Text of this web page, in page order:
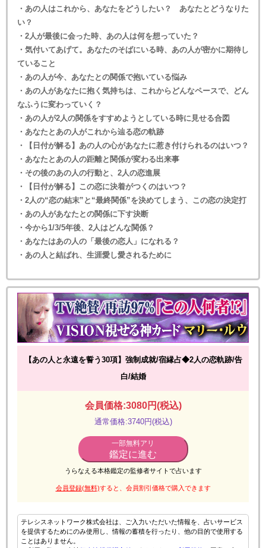
・あの人はこれから、あなたをどうしたい？ あなたとどうなりた
い？
・2人が最後に会った時、あの人は何を想っていた？
・気付いてあげて。あなたのそばにいる時、あの人が密かに期待し
ていること
・あの人が今、あなたとの関係で抱いている悩み
・あの人があなたに抱く気持ちは、これからどんなペースで、どん
なふうに変わっていく？
・あの人が2人の関係をすすめようとしている時に見せる合図
・あなたとあの人がこれから辿る恋の軌跡
・【日付が解る】あの人の心があなたに惹き付けられるのはいつ？
・あなたとあの人の距離と関係が変わる出来事
・その後のあの人の行動と、2人の恋進展
・【日付が解る】この恋に決着がつくのはいつ？
・2人の“恋の結末”と“最終関係”を決めてしまう、この恋の決定打
・あの人があなたとの関係に下す決断
・今から1/3/5年後、2人はどんな関係？
・あなたはあの人の「最後の恋人」になれる？
・あの人と結ばれ、生涯愛し愛されるために
【あの人と永遠を誓う30項】強制成就/宿縁占◆2人の恋軌跡/告
白/結婚
会員価格:3080円(税込)
通常価格:3740円(税込)
一部無料アリ
鑑定に進む
うらなえる本格鑑定の監修者サイトで占います
会員登録(無料)すると、会員割引価格で購入できます
テレシスネットワーク株式会社は、ご入力いただいた情報を、占いサービス
を提供するためにのみ使用し、情報の蓄積を行ったり、他の目的で使用する
ことはありません。